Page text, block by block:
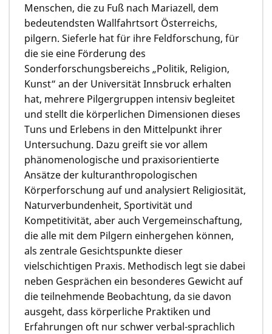
Menschen, die zu Fuß nach Mariazell, dem
bedeutendsten Wallfahrtsort Österreichs,
pilgern. Sieferle hat für ihre Feldforschung, für
die sie eine Förderung des
Sonderforschungsbereichs „Politik, Religion,
Kunst“ an der Universität Innsbruck erhalten
hat, mehrere Pilgergruppen intensiv begleitet
und stellt die körperlichen Dimensionen dieses
Tuns und Erlebens in den Mittelpunkt ihrer
Untersuchung. Dazu greift sie vor allem
phänomenologische und praxisorientierte
Ansätze der kulturanthropologischen
Körperforschung auf und analysiert Religiosität,
Naturverbundenheit, Sportivität und
Kompetitivität, aber auch Vergemeinschaftung,
die alle mit dem Pilgern einhergehen können,
als zentrale Gesichtspunkte dieser
vielschichtigen Praxis. Methodisch legt sie dabei
neben Gesprächen ein besonderes Gewicht auf
die teilnehmende Beobachtung, da sie davon
ausgeht, dass körperliche Praktiken und
Erfahrungen oft nur schwer verbal-sprachlich